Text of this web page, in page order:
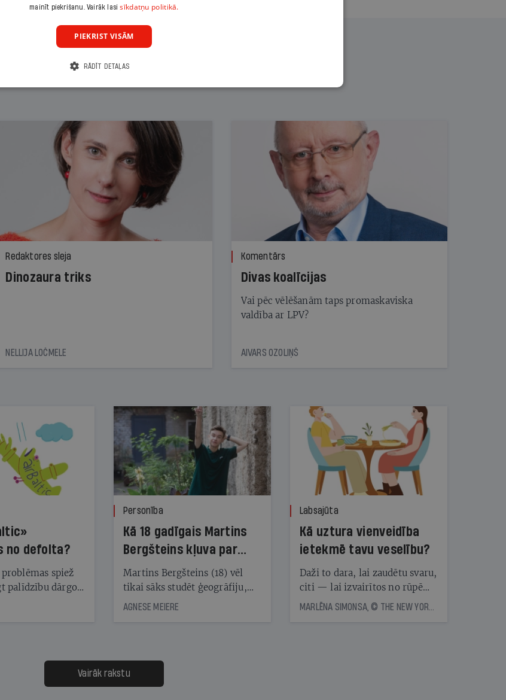
Redaktores sleja
Dinozaura triks
NELLIJA LOČMELE
Komentārs
Divas koalīcijas
Vai pēc vēlēšanām taps promaskaviska
valdība ar LPV?
AIVARS OZOLIŅŠ
no defolta?
spiež
palīdzību dārgo
taču
procentus,
jau trīs dienas
sapulces
Personība
Kā 18 gadīgais Martins
Bergšteins kļuva par
laika ziņu seju?
Martins Bergšteins (18) vēl
tikai sāks studēt ģeogrāfiju,
bet viņa sacītajam jau uzticas
uzcītīga darba, mammas
atbalsts un drosme turpināt
meteovērojumus arī tad, kad
AGNESE MEIERE
Labsajūta
Kā uztura vienveidība
ietekmē tavu veselību?
Daži to dara, lai zaudētu svaru,
citi — lai izvairītos no rūpēm,
kas saistītas ar ēdienreižu
Vairāk rakstu
mainīt piekrišanu. Vairāk lasisīkdatņu politikā.
PIEKRIST VISĀM
RĀDĪT DETAĻAS